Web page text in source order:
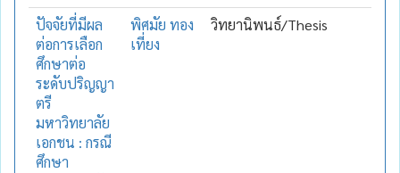
ปัจจัยที่มีผล
ต่อการเลือก
ศึกษาต่อ
ระดับปริญญา
ตรี
มหาวิทยาลัย
เอกชน : กรณี
ศึกษา
พิศมัย ทอง
เที่ยง
วิทยานิพนธ์/Thesis